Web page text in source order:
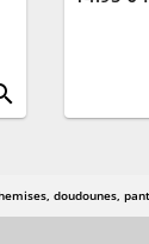
doudounes,